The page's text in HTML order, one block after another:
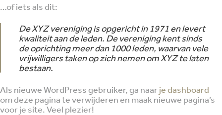
…of iets als dit:
De XYZ vereniging is opgericht in 1971 en levert
kwaliteit aan de leden. De vereniging kent sinds
de oprichting meer dan 1000 leden, waarvan vele
vrijwilligers taken op zich nemen om XYZ te laten
bestaan.
Als nieuwe WordPress gebruiker, ga naar je dashboard
om deze pagina te verwijderen en maak nieuwe pagina’s
voor je site. Veel plezier!